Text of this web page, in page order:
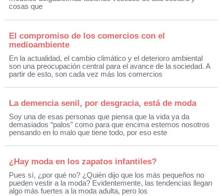
cosas que
El compromiso de los comercios con el
medioambiente
En la actualidad, el cambio climático y el deterioro ambiental
son una preocupación central para el avance de la sociedad. A
partir de esto, son cada vez más los comercios
La demencia senil, por desgracia, está de moda
Soy una de esas personas que piensa que la vida ya da
demasiados “palos” como para que encima estemos nosotros
pensando en lo malo que tiene todo, por eso este
¿Hay moda en los zapatos infantiles?
Pues sí, ¿por qué no? ¿Quién dijo que los más pequeños no
pueden vestir a la moda? Evidentemente, las tendencias llegan
algo más fuertes a la moda adulta, pero los